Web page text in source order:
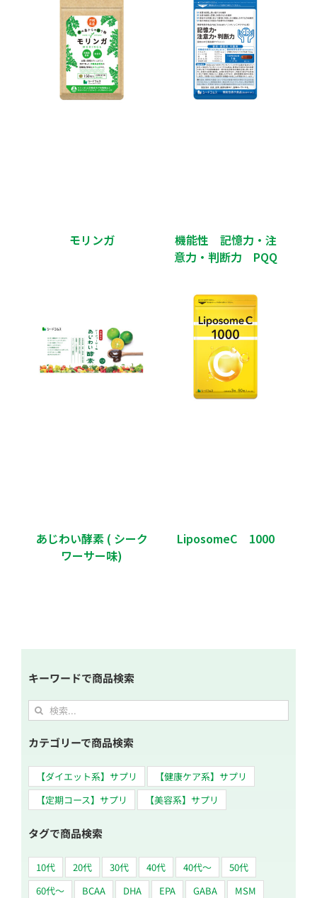
モリンガ
機能性 記憶力・注
意力・判断力 PQQ
あじわい酵素 ( シーク
ワーサー味)
LiposomeC 1000
キーワードで商品検索
カテゴリーで商品検索
【ダイエット系】サプリ
【健康ケア系】サプリ
【定期コース】サプリ
【美容系】サプリ
タグで商品検索
10代 20代 30代 40代 40代～
50代
60代〜
BCAA DHA EPA GABA
MSM